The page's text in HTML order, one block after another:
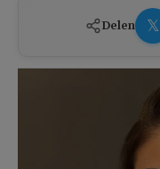
Delen 𝕏